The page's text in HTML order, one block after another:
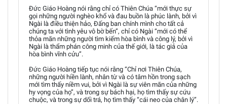
Đức Giáo Hoàng nói rằng chỉ có Thiên Chúa “mới thực sự
gọi những người nghèo khổ và đau buồn là phúc lành, bởi vì
Ngài là điều thiện hảo, Đấng ban chính mình cho tất cả
chúng ta với tình yêu vô bờ bến”, chỉ có Ngài “mới có thể
thỏa mãn những người tìm kiếm hòa bình và công lý, bởi vì
Ngài là thẩm phán công minh của thế giới, là tác giả của
hòa bình vĩnh cửu”.
Đức Giáo Hoàng tiếp tục nói rằng “Chỉ nơi Thiên Chúa,
những người hiền lành, nhân từ và có tâm hồn trong sạch
mới tìm thấy niềm vui, bởi vì Ngài là sự viên mãn của những
hy vọng của họ”, và trong sự bách hại, họ tìm thấy sự cứu
chuộc, và trong sự dối trá, họ tìm thấy “cái neo của chân lý”.